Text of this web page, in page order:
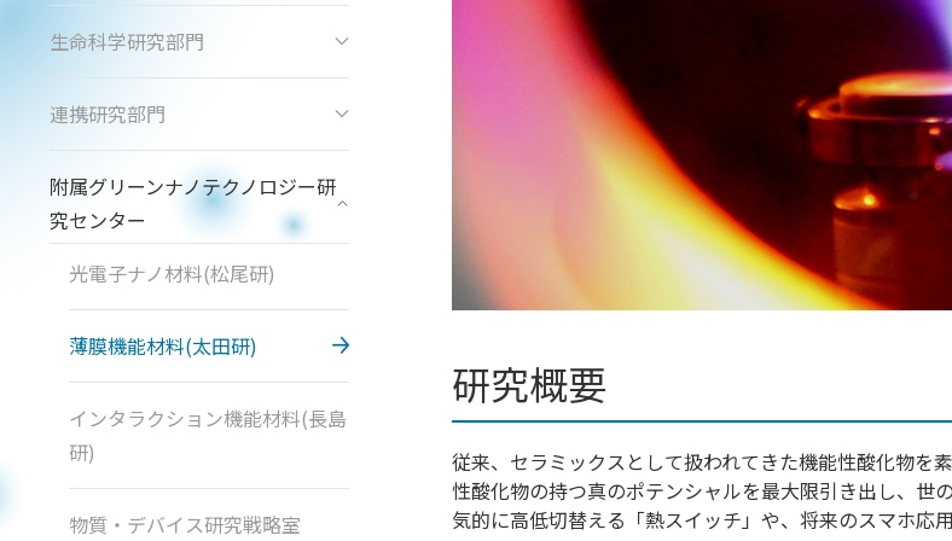
生命科学研究部門
連携研究部門
附属グリーンナノテクノロジー研
究センター
光電子ナノ材料(松尾研)
薄膜機能材料(太田研)
インタラクション機能材料(長島
研)
物質・デバイス研究戦略室
研究概要
従来、セラミックスとして扱われてきた機能性酸化物を
性酸化物の持つ真のポテンシャルを最大限引き出し、世
気的に高低切替える「熱スイッチ」や、将来のスマホ応